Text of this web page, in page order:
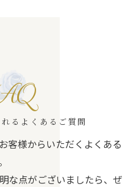
るよくあるご質問
客様からいただくよくある
な点がございましたら、ぜ